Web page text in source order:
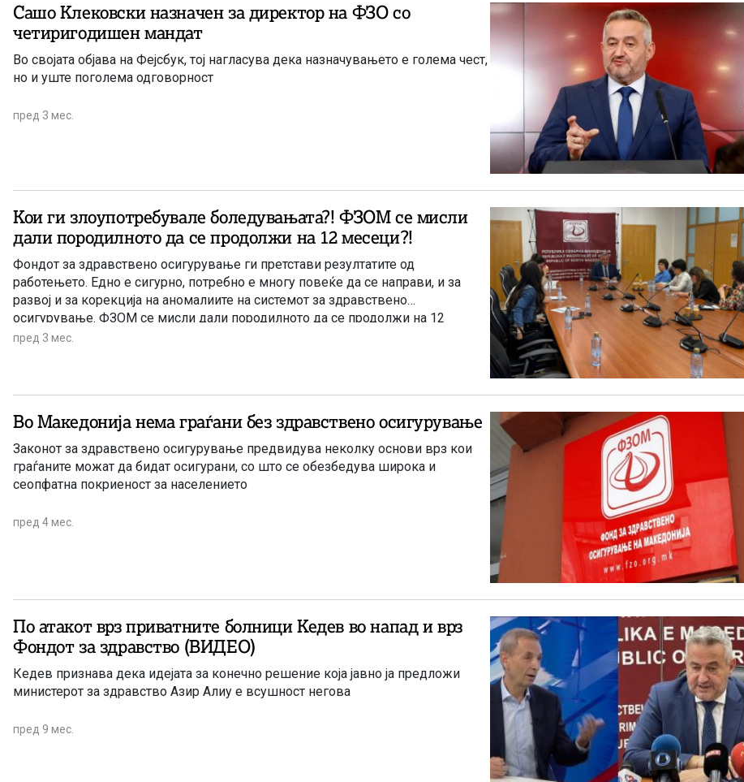
Сашо Клековски назначен за директор на ФЗО со
четиригодишен мандат
Во својата објава на Фејсбук, тој нагласува дека назначувањето е голема чест,
но и уште поголема одговорност
пред 3 мес.
Кои ги злоупотребувале боледувањата?! ФЗОМ се мисли
дали породилното да се продолжи на 12 месеци?!
Фондот за здравствено осигурување ги претстави резултатите од
работењето. Едно е сигурно, потребно е многу повеќе да се направи, и за
развој и за корекција на аномалиите на системот за здравствено
осигурување. ФЗОМ се мисли дали породилното да се продолжи на 12
месеци?!
пред 3 мес.
Во Македонија нема граѓани без здравствено осигурување
Законот за здравствено осигурување предвидува неколку основи врз кои
граѓаните можат да бидат осигурани, со што се обезбедува широка и
сеопфатна покриеност за населението
пред 4 мес.
По атакот врз приватните болници Кедев во напад и врз
Фондот за здравство (ВИДЕО)
Кедев признава дека идејата за конечно решение која јавно ја предложи
министерот за здравство Азир Алиу е всушност негова
пред 9 мес.